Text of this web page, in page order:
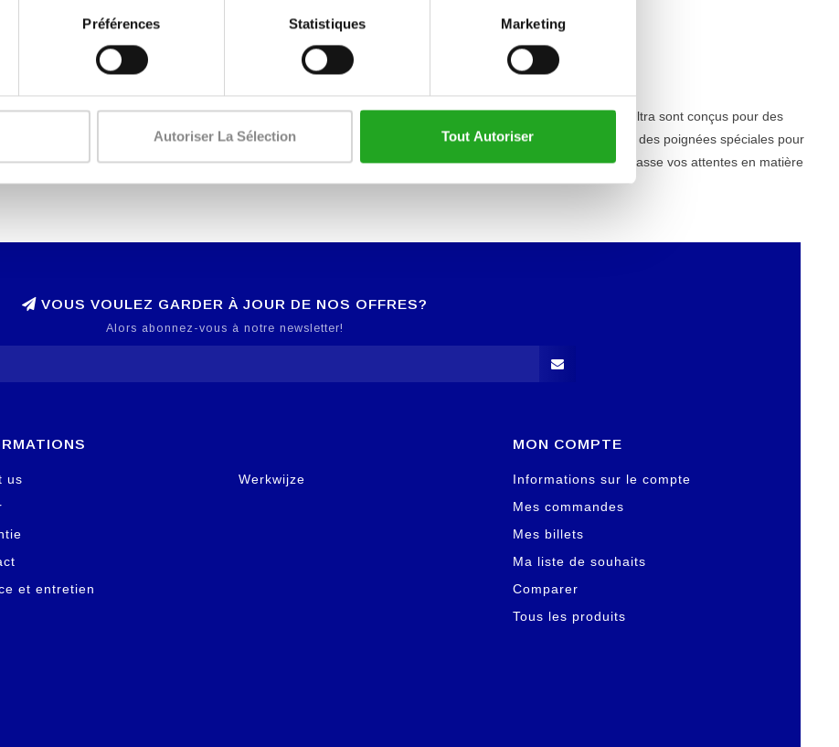
Préférences Statistiques Marketing
Autoriser La Sélection Tout Autoriser
les plus avancées avec une conception intuitive et très facile à utiliser. Tous les équipements de la série Ultra sont conçus pour des
naturelle de mouvement et d'améliorer le confort de l'utilisateur. La série Ultra comprend également des poignées spéciales pour
(122 cm) pour améliorer l'esthétique de votre salle de sport. Durable et esthétique, la série Ultra dépasse vos attentes en matière
VOUS VOULEZ GARDER À JOUR DE NOS OFFRES?
Alors abonnez-vous à notre newsletter!
us
et entretien
Werkwijze
MON COMPTE
Informations sur le compte
Mes commandes
Mes billets
Ma liste de souhaits
Comparer
Tous les produits